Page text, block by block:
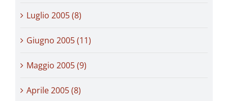
Luglio 2005 (8)
Giugno 2005 (11)
Maggio 2005 (9)
Aprile 2005 (8)